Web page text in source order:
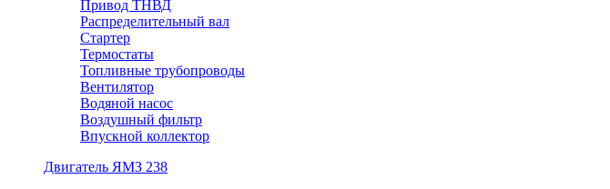
Привод ТНВД
Распределительный вал
Стартер
Термостаты
Топливные трубопроводы
Вентилятор
Водяной насос
Воздушный фильтр
Впускной коллектор
Двигатель ЯМЗ 238